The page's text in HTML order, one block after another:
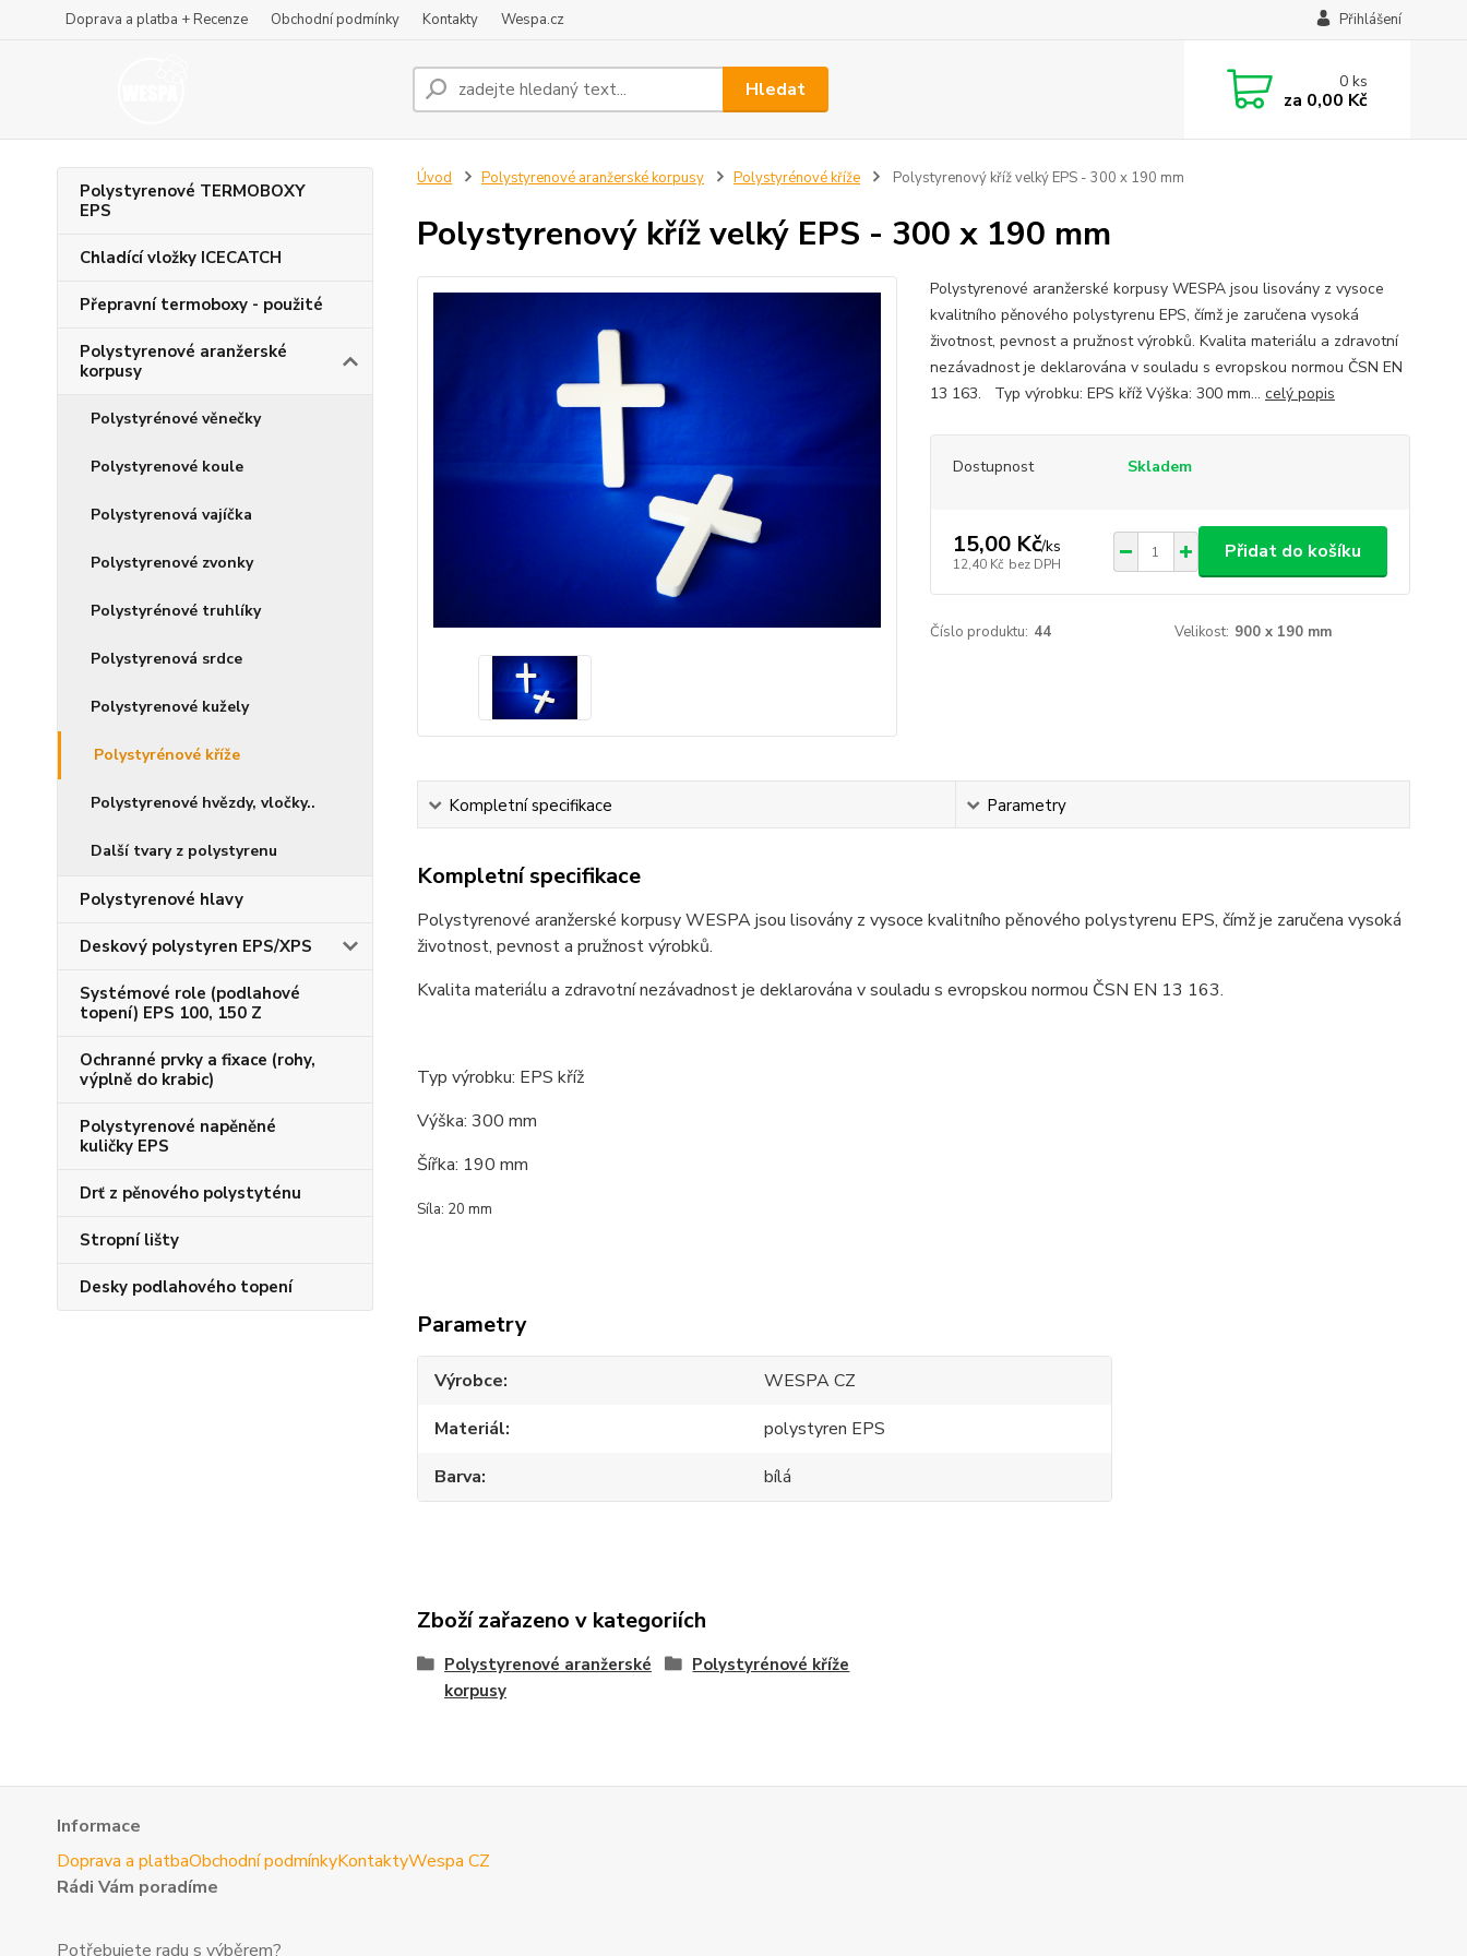
Doprava a platba + Recenze Obchodní podmínky Kontakty Wespa.cz Přihlášení
Hledat 0ks
za 0,00 Kč
Polystyrenové TERMOBOXY
EPS
Chladící vložky ICECATCH
Přepravní termoboxy - použité
Polystyrenové aranžerské
korpusy
Polystyrénové věnečky
Polystyrenové koule
Polystyrenová vajíčka
Polystyrenové zvonky
Polystyrénové truhlíky
Polystyrenová srdce
Polystyrenové kužely
Polystyrénové kříže
Polystyrenové hvězdy, vločky..
Další tvary z polystyrenu
Polystyrenové hlavy
Deskový polystyren EPS/XPS
Systémové role (podlahové
topení) EPS 100, 150 Z
Ochranné prvky a fixace (rohy,
výplně do krabic)
Polystyrenové napěněné
kuličky EPS
Drť z pěnového polystyténu
Stropní lišty
Desky podlahového topení
Úvod Polystyrenové aranžerské korpusy Polystyrénové kříže Polystyrenový kříž velký EPS - 300 x 190 mm
Polystyrenový kříž velký EPS - 300 x 190 mm
Polystyrenové aranžerské korpusy WESPA jsou lisovány z vysoce
kvalitního pěnového polystyrenu EPS, čímž je zaručena vysoká
životnost, pevnost a pružnost výrobků. Kvalita materiálu a zdravotní
nezávadnost je deklarována v souladu s evropskou normou ČSN EN
13 163. Typ výrobku: EPS kříž Výška: 300 mm... celý popis
Dostupnost Skladem
15,00 Kč/ks
12,40 Kč bez DPH
Přidat do košíku
Číslo produktu: 44 Velikost: 900 x 190 mm
Kompletní specifikace Parametry
Kompletní specifikace
Polystyrenové aranžerské korpusy WESPA jsou lisovány z vysoce kvalitního pěnového polystyrenu EPS, čímž je zaručena vysoká
životnost, pevnost a pružnost výrobků.
Kvalita materiálu a zdravotní nezávadnost je deklarována v souladu s evropskou normou ČSN EN 13 163.
Typ výrobku: EPS kříž
Výška: 300 mm
Šířka: 190 mm
Síla: 20 mm
Parametry
Výrobce
WESPA CZ
Materiál
polystyren EPS
Barva
bílá
Zboží zařazeno v kategoriích
Polystyrenové aranžerské
korpusy
Polystyrénové kříže
Informace
Doprava a platbaObchodní podmínkyKontaktyWespa CZ
Rádi Vám poradíme
Potřebujete radu s výběrem?